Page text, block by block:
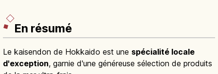
En résumé
Le kaisendon de Hokkaido est une spécialité locale
d'exception, garnie d'une généreuse sélection de produits